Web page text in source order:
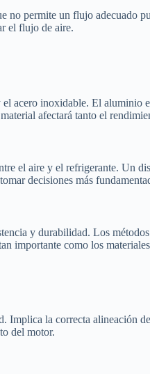
permite un flujo adecuado
el flujo de aire.
acero inoxidable. El
afectará tanto el
el aire y el refrigerante. Un
decisiones más
y durabilidad. Los
importante como los
la correcta alineación
del motor.